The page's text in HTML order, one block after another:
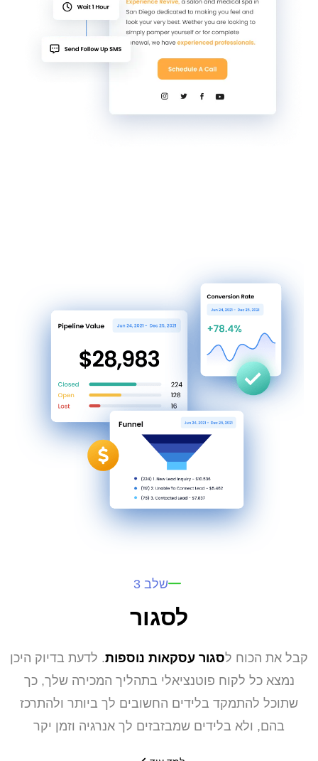
שלב 3
לסגור
קבל את הכוח לסגור עסקאות נוספות. לדעת בדיוק היכן
נמצא כל לקוח פוטנציאלי בתהליך המכירה שלך, כך
שתוכל להתמקד בלידים החשובים לך ביותר ולהתרכז
בהם, ולא בלידים שמבזבזים לך אנרגיה וזמן יקר